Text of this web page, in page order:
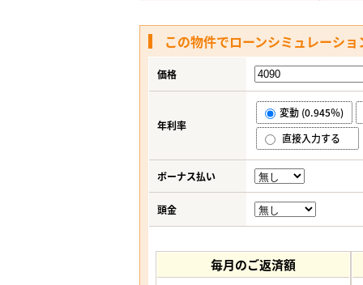
この物件でローンシミュレーショ
価格
年利率
変動 (0.945％)
直接入力する
ボーナス払い
頭金
毎月のご返済額